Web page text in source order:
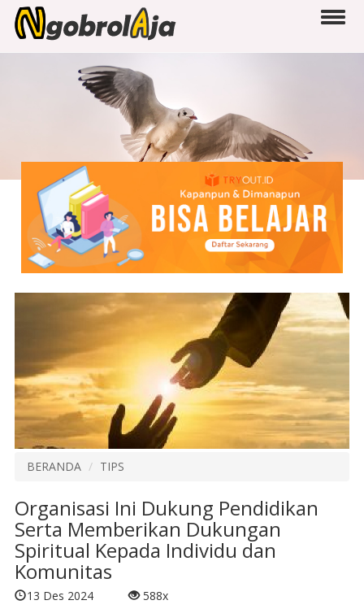
BERANDA TIPS
Organisasi Ini Dukung Pendidikan
Serta Memberikan Dukungan
Spiritual Kepada Individu dan
Komunitas
13 Des 2024 588x